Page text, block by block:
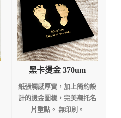
黑卡燙金 370um
紙張觸感厚實，加上簡約設
計的燙金圖樣，完美襯托名
片重點。 無印刷。